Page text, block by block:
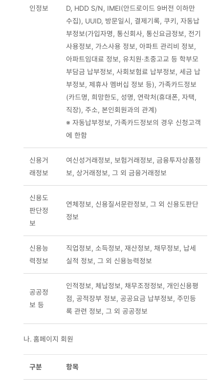
인정보
D, HDD S/N, IMEI(안드로이드 9버전 이하만
수집), UUID, 방문일시, 결제기록, 쿠키, 자동납
부정보(가입자명, 통신회사, 통신요금정보, 전기
사용정보, 가스사용 정보, 아파트 관리비 정보,
아파트임대료 정보, 유치원·초중고교 등 학부모
부담금 납부정보, 사회보험료 납부정보, 세금 납
부정보, 제휴사 멤버십 정보 등), 가족카드정보
(카드명, 희망한도, 성명, 연락처(휴대폰, 자택,
직장), 주소, 본인회원과의 관계)
※ 자동납부정보, 가족카드정보의 경우 신청고객
에 한함
신용거
래정보
여신성거래정보, 보험거래정보, 금융투자상품정
보, 상거래정보, 그 외 금융거래정보
신용도
판단정
보
연체정보, 신용질서문란정보, 그 외 신용도판단
정보
신용능
력정보
직업정보, 소득정보, 재산정보, 채무정보, 납세
실적 정보, 그 외 신용능력정보
공공정
보 등
인적정보, 체납정보, 채무조정정보, 개인신용평
점, 공적장부 정보, 공공요금 납부정보, 주민등
록 관련 정보, 그 외 공공정보
나. 홈페이지 회원
구분 항목